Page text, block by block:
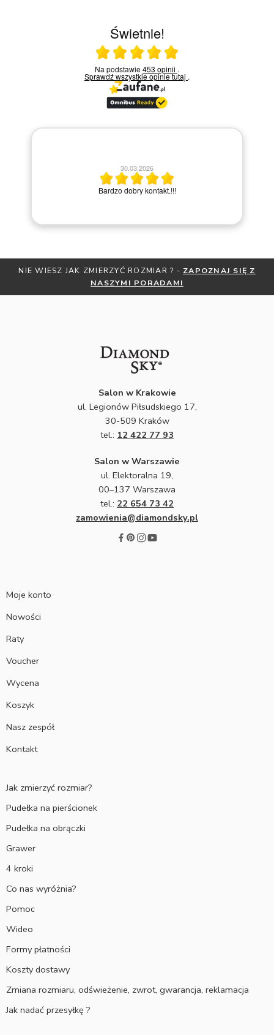
Świetnie!
Ocena średnia 5 na 5
Na podstawie453 opinii .
Sprawdź wszystkie opinietutaj .
30.03.2026
Bardzo dobry kontakt.!!!
NIE WIESZ JAK ZMIERZYĆ ROZMIAR ? - ZAPOZNAJ SIĘ Z
NASZYMI PORADAMI
Salon w Krakowie
ul. Legionów Piłsudskiego 17,
30-509 Kraków
tel.: 12 422 77 93
Salon w Warszawie
ul. Elektoralna 19,
00–137 Warszawa
tel.: 22 654 73 42
zamowienia@diamondsky.pl
Moje konto
Nowości
Raty
Voucher
Wycena
Koszyk
Nasz zespół
Kontakt
Jak zmierzyć rozmiar?
Pudełka na pierścionek
Pudełka na obrączki
Grawer
4 kroki
Co nas wyróżnia?
Pomoc
Wideo
Formy płatności
Koszty dostawy
Zmiana rozmiaru, odświeżenie, zwrot, gwarancja, reklamacja
Jak nadać przesyłkę ?